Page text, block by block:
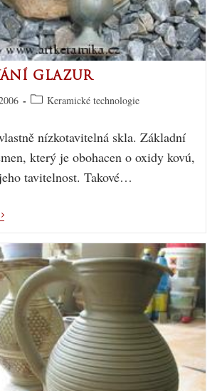
GLAZUR
Keramické technologie
nízkotavitelná skla. Základní
který je obohacen o oxidy kovú,
tavitelnost. Takové…